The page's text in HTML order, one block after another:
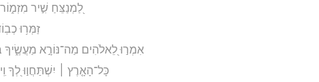
לַ֭מְנַצֵּחַ שִׁ֣יר מִזְמ֑וֹר
זַמְּר֥וּ
אִמְר֣וּ לֵ֭אלֹהִים מַה־נּוֹרָ֣א מַעֲשֶׂ֑יךָ
כָּל־הָאָ֤רֶץ ׀ יִשְׁתַּחֲו֣וּ לְ֭ךָ